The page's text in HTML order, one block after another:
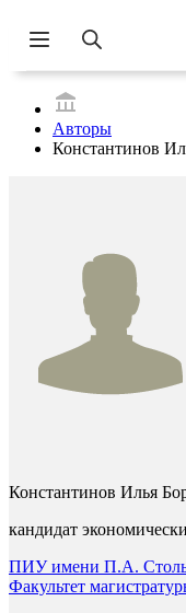
Авторы
Константинов
Константинов Илья
кандидат
ПИУ имени П.А.
Факультет